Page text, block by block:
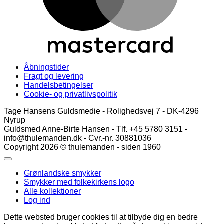
Åbningstider
Fragt og levering
Handelsbetingelser
Cookie- og privatlivspolitik
Tage Hansens Guldsmedie - Rolighedsvej 7 - DK-4296
Nyrup
Guldsmed Anne-Birte Hansen - Tlf. +45 5780 3151 -
info@thulemanden.dk - Cvr.-nr. 30881036
Copyright 2026 © thulemanden - siden 1960
Grønlandske smykker
Smykker med folkekirkens logo
Alle kollektioner
Log ind
Dette websted bruger cookies til at tilbyde dig en bedre